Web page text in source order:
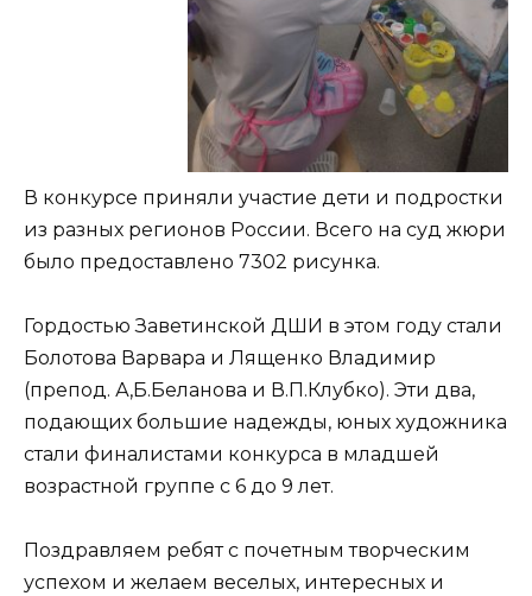
В конкурсе приняли участие дети и подростки
из разных регионов России. Всего на суд жюри
было предоставлено 7302 рисунка.
Гордостью Заветинской ДШИ в этом году стали
Болотова Варвара и Лященко Владимир
(препод. А,Б.Беланова и В.П.Клубко). Эти два,
подающих большие надежды, юных художника
стали финалистами конкурса в младшей
возрастной группе с 6 до 9 лет.
Поздравляем ребят с почетным творческим
успехом и желаем веселых, интересных и